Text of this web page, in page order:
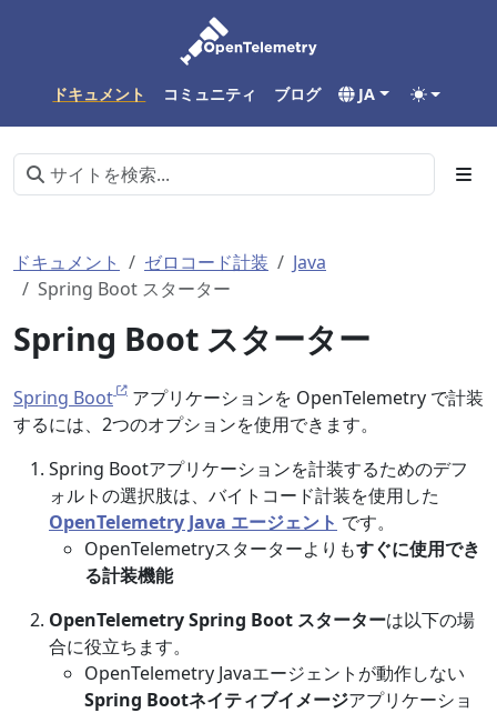
ドキュメント コミュニティ ブログ JA
ドキュメント ゼロコード計装
Java
Spring Boot スターター
Spring Boot スターター
Spring Boot
アプリケーションを OpenTelemetry で計装
するには、2つのオプションを使用できます。
Spring Bootアプリケーションを計装するためのデフ
ォルトの選択肢は、バイトコード計装を使用した
OpenTelemetry Java エージェント です。
OpenTelemetryスターターよりもすぐに使用でき
る計装機能
OpenTelemetry Spring Boot スターターは以下の場
合に役立ちます。
OpenTelemetry Javaエージェントが動作しない
Spring Bootネイティブイメージアプリケーショ